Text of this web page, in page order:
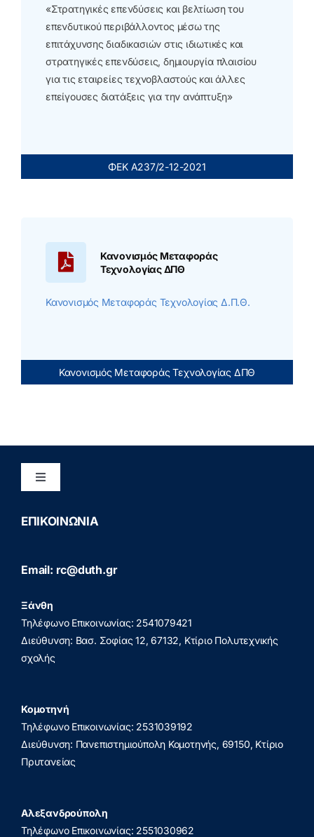
«Στρατηγικές επενδύσεις και βελτίωση του
επενδυτικού περιβάλλοντος μέσω της
επιτάχυνσης διαδικασιών στις ιδιωτικές και
στρατηγικές επενδύσεις, δημιουργία πλαισίου
για τις εταιρείες τεχνοβλαστούς και άλλες
επείγουσες διατάξεις για την ανάπτυξη»
ΦΕΚ Α237/2-12-2021
Κανονισμός Μεταφοράς
Τεχνολογίας ΔΠΘ
Κανονισμός Μεταφοράς Τεχνολογίας Δ.Π.Θ.
Κανονισμός Μεταφοράς Τεχνολογίας ΔΠΘ
Toggle
Διασφάλιση Ποιότητας
(GDPR)
Πολιτική Απορρήτου
ΕΠΙΚΟΙΝΩΝΙΑ
Email: rc@duth.gr
Ξάνθη
Τηλέφωνο Επικοινωνίας: 2541079421
Διεύθυνση: Βασ. Σοφίας 12, 67132, Κτίριο Πολυτεχνικής
σχολής
Κομοτηνή
Τηλέφωνο Επικοινωνίας: 2531039192
Διεύθυνση: Πανεπιστημιούπολη Κομοτηνής, 69150, Κτίριο
Πρυτανείας
Αλεξανδρούπολη
Τηλέφωνο Επικοινωνίας: 2551030962